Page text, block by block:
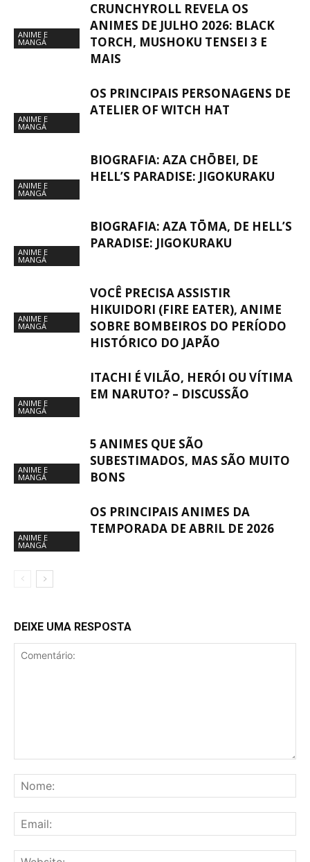
ANIME E
MANGÁ
CRUNCHYROLL REVELA OS
ANIMES DE JULHO 2026: BLACK
TORCH, MUSHOKU TENSEI 3 E
MAIS
ANIME E
MANGÁ
OS PRINCIPAIS PERSONAGENS DE
ATELIER OF WITCH HAT
ANIME E
MANGÁ
BIOGRAFIA: AZA CHŌBEI, DE
HELL’S PARADISE: JIGOKURAKU
ANIME E
MANGÁ
BIOGRAFIA: AZA TŌMA, DE HELL’S
PARADISE: JIGOKURAKU
ANIME E
MANGÁ
VOCÊ PRECISA ASSISTIR
HIKUIDORI (FIRE EATER), ANIME
SOBRE BOMBEIROS DO PERÍODO
HISTÓRICO DO JAPÃO
ANIME E
MANGÁ
ITACHI É VILÃO, HERÓI OU VÍTIMA
EM NARUTO? – DISCUSSÃO
ANIME E
MANGÁ
5 ANIMES QUE SÃO
SUBESTIMADOS, MAS SÃO MUITO
BONS
ANIME E
MANGÁ
OS PRINCIPAIS ANIMES DA
TEMPORADA DE ABRIL DE 2026
DEIXE UMA RESPOSTA